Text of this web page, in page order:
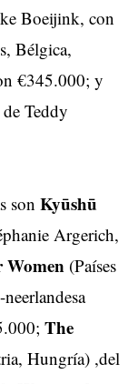
Boeijink, con
Bélgica,
€345.000; y
Teddy
son Kyūshū
Argerich,
Women (Países
The
Hungría) ,del